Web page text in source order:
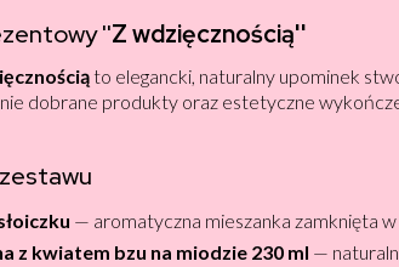
''Z wdzięcznością''
to elegancki, naturalny upominek
dobrane produkty oraz estetyczne
— aromatyczna mieszanka zamknięta w
z kwiatem bzu na miodzie 230 ml —